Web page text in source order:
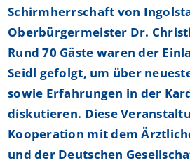
Schirmherrschaft von
Oberbürgermeister Dr.
Rund 70 Gäste waren der
Seidl gefolgt, um über
sowie Erfahrungen in der
diskutieren. Diese
Kooperation mit dem
und der Deutschen